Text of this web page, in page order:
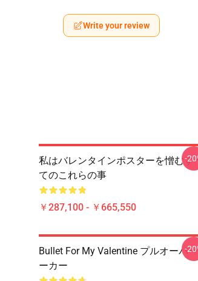
Write your review
私はバレンタインポスターを憎むす
てのこれらの事
￥287,100 - ￥665,550
-
Bullet For My Valentine プルオーバ
ーカー
-